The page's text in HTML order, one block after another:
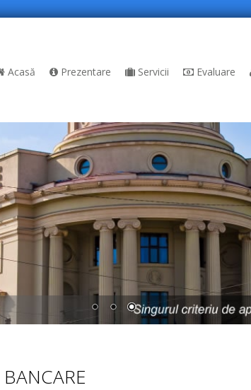
Acasă Prezentare Servicii Evaluare